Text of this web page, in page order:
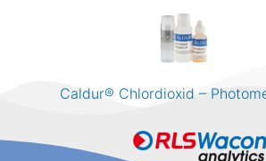
Caldur® Chlordioxid –